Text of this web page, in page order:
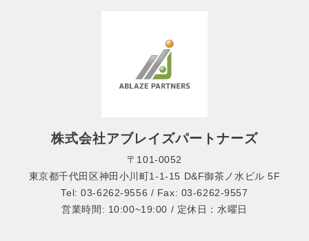
株式会社アブレイズパートナーズ
〒101-0052
東京都千代田区神田小川町1-1-15 D&F御茶ノ水ビル 5F
Tel: 03-6262-9556 / Fax: 03-6262-9557
営業時間: 10:00~19:00 / 定休日：水曜日